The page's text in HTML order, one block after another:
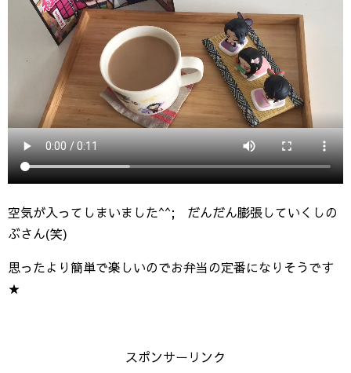
空気が入ってしまいました^^; だんだん膨張していくしの
ぶさん(笑)
思ったより簡単で楽しいのでお弁当の定番になりそうです
★
スポンサーリンク